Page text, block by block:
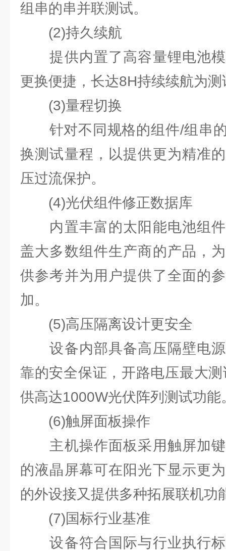
组串的串并联测试。
(2)持久续航
提供内置了⾼容量锂电池模
更换便捷，长达8H持续续航为
(3)量程切换
针对不同规格的组件/组串的
换测试量程，以提供更为精准
压过流保护。
(4)光伏组件修正数据库
内置丰富的太阳能电池组件
盖⼤多数组件⽣产商的产品，
供参考并为⽤户提供了全⾯的
加。
(5)⾼压隔离设计更安全
设备内部具备⾼压隔壁电源
靠的安全保证，开路电压最⼤
供⾼达1000W光伏阵列测试功能
(6)触屏⾯板操作
主机操作⾯板采⽤触屏加键
的液晶屏幕可在阳光下显⽰更
的外设接⼜提供多种拓展联机功
(7)国标⾏业基准
设备符合国际与⾏业执⾏标